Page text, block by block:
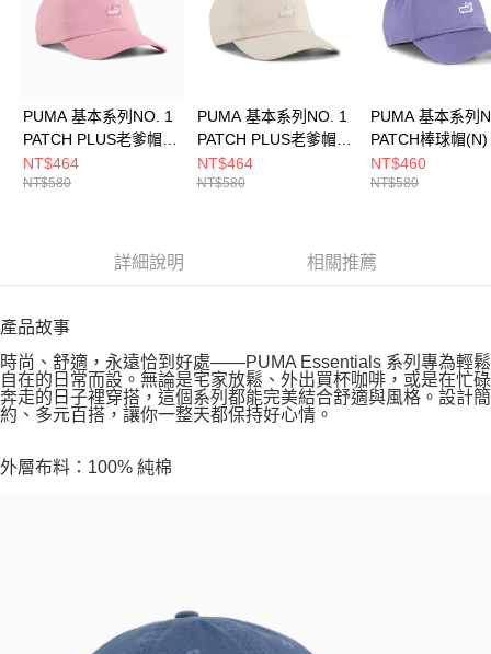
PUMA 基本系列NO. 1
PATCH PLUS老爹帽
(N) 男女 休閒帽
02641603
NT$464
NT$580
PUMA 基本系列NO. 1
PATCH PLUS老爹帽
(N) 男女 休閒帽
02641602
NT$464
NT$580
PUMA 基本系列
PATCH棒球帽
休閒帽 02599703
NT$460
NT$580
詳細說明 相關推薦
產品故事
時尚、舒適，永遠恰到好處——PUMA Essentials 系列專為輕鬆
自在的日常而設。無論是宅家放鬆、外出買杯咖啡，或是在忙碌
奔走的日子裡穿搭，這個系列都能完美結合舒適與風格。設計簡
約、多元百搭，讓你一整天都保持好心情。
外層布料：100% 純棉